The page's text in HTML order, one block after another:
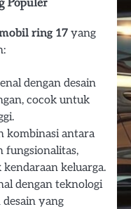
ring 17 yang
dengan desain
cocok untuk
kombinasi antara
fungsionalitas,
keluarga.
dengan teknologi
yang